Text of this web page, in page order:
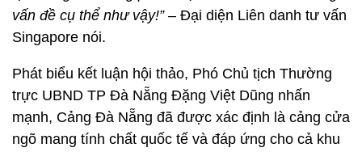
vấn đề cụ thể như vậy!”– Đại diện Liên danh tư vấn
Singapore nói.
Phát biểu kết luận hội thảo, Phó Chủ tịch Thường
trực UBND TP Đà Nẵng Đặng Việt Dũng nhấn
mạnh, Cảng Đà Nẵng đã được xác định là cảng cửa
ngõ mang tính chất quốc tế và đáp ứng cho cả khu